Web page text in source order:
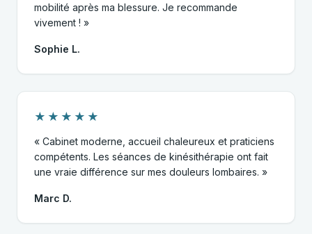
mobilité après ma blessure. Je recommande
vivement ! »
Sophie L.
★★★★★
« Cabinet moderne, accueil chaleureux et praticiens
compétents. Les séances de kinésithérapie ont fait
une vraie différence sur mes douleurs lombaires. »
Marc D.